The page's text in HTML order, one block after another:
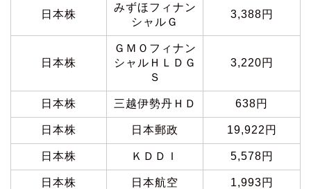
日本株
みずほフィナン
シャルＧ
3,388円
日本株
ＧＭＯフィナン
シャルＨＬＤＧ
Ｓ
3,220円
日本株 三越伊勢丹ＨＤ 638円
日本株 日本郵政 19,922円
日本株 ＫＤＤＩ 5,578円
日本株 日本航空 1,993円